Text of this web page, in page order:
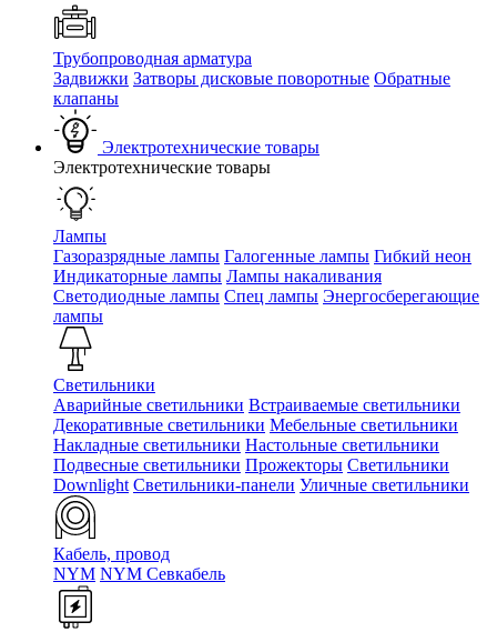
Трубопроводная арматура
Задвижки Затворы дисковые поворотные Обратные
клапаны
Электротехнические товары
Электротехнические товары
Лампы
Газоразрядные лампы Галогенные лампы Гибкий неон
Индикаторные лампы Лампы накаливания
Светодиодные лампы Спец лампы Энергосберегающие
лампы
Светильники
Аварийные светильники Встраиваемые светильники
Декоративные светильники Мебельные светильники
Накладные светильники Настольные светильники
Подвесные светильники Прожекторы Светильники
Downlight Светильники-панели Уличные светильники
Кабель, провод
NYM NYM Севкабель